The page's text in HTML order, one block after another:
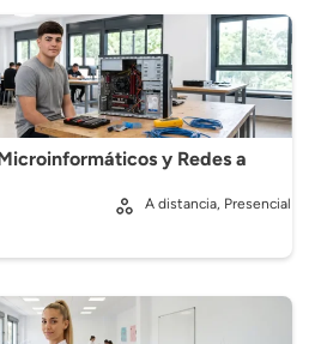
y Redes a
A distancia, Presencial